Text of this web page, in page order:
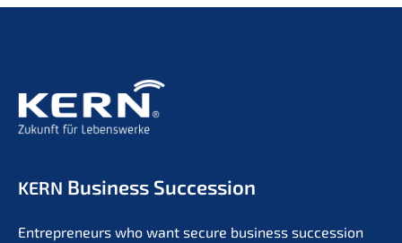
KERN Business Succession
Entre­pre­neurs who want secure business succes­si­on